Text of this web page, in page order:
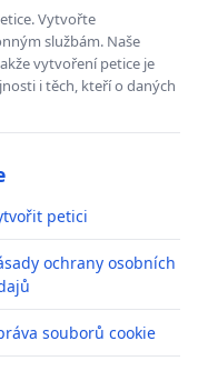
Vytvořte
službám. Naše
vytvoření petice je
i těch, kteří o daných
petici
ochrany osobních
souborů cookie